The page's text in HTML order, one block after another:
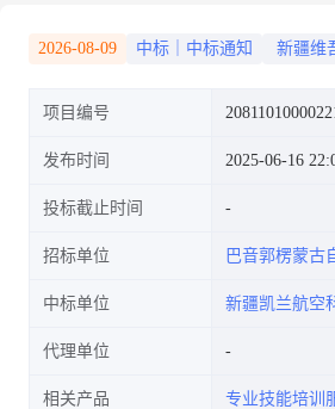
2026-08-09 中标｜中标通知 新疆维
项目编号
发布时间 2025-06-16
投标截止时间
招标单位 巴音郭楞蒙古
中标单位 新疆凯兰航空
代理单位
相关产品 专业技能培训